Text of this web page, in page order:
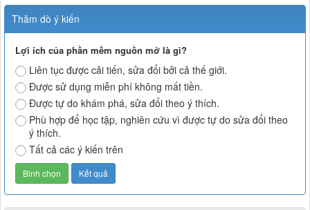
Thăm dò ý kiến
Lợi ích của phần mềm nguồn mở là gì?
Liên tục được cải tiến, sửa đổi bởi cả thế giới.
Được sử dụng miễn phí không mất tiền.
Được tự do khám phá, sửa đổi theo ý thích.
Phù hợp để học tập, nghiên cứu vì được tự do sửa đổi theo
ý thích.
Tất cả các ý kiến trên